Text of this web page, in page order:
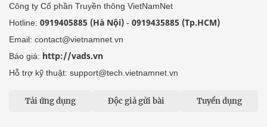
Công ty Cổ phần Truyền thông VietNamNet
Hotline: 0919405885 (Hà Nội) - 0919435885 (Tp.HCM)
Email: contact@vietnamnet.vn
Báo giá: http://vads.vn
Hỗ trợ kỹ thuật: support@tech.vietnamnet.vn
Tải ứng dụng Độc giả gửi bài Tuyển dụng